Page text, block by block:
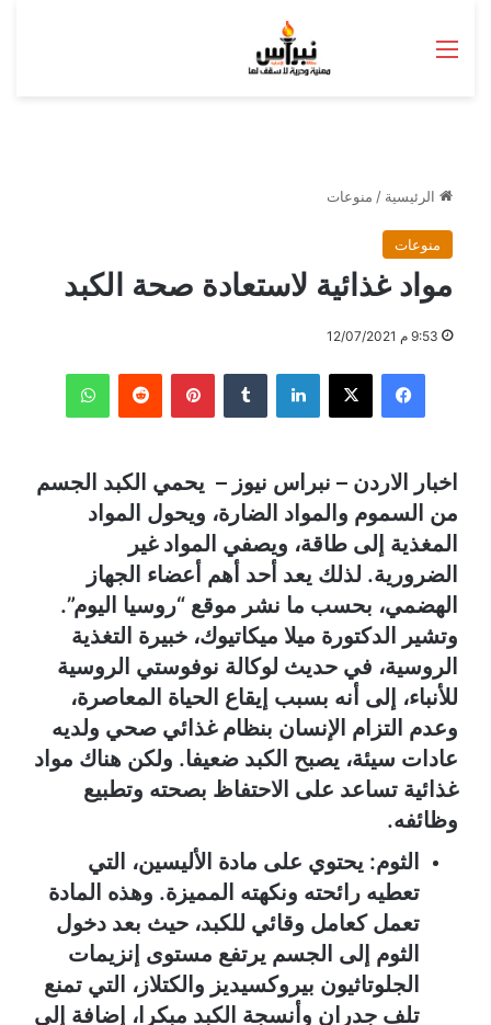
القائمة
الرئيسية / منوعات
منوعات
مواد غذائية لاستعادة صحة الكبد
9:53 م 12/07/2021
فيسبوك ‫X لينكدإن بينتيريست واتساب
اخبار الاردن – نبراس نيوز – يحمي الكبد الجسم
من السموم والمواد الضارة، ويحول المواد
المغذية إلى طاقة، ويصفي المواد غير
الضرورية. لذلك يعد أحد أهم أعضاء الجهاز
الهضمي، بحسب ما نشر موقع “روسيا اليوم”.
وتشير الدكتورة ميلا ميكاتيوك، خبيرة التغذية
الروسية، في حديث لوكالة نوفوستي الروسية
للأنباء، إلى أنه بسبب إيقاع الحياة المعاصرة،
وعدم التزام الإنسان بنظام غذائي صحي ولديه
عادات سيئة، يصبح الكبد ضعيفا. ولكن هناك مواد
غذائية تساعد على الاحتفاظ بصحته وتطبيع
وظائفه.
الثوم: يحتوي على مادة الأليسين، التي
تعطيه رائحته ونكهته المميزة. وهذه المادة
تعمل كعامل وقائي للكبد، حيث بعد دخول
الثوم إلى الجسم يرتفع مستوى إنزيمات
الجلوتاثيون بيروكسيديز والكتلاز، التي تمنع
تلف جدران وأنسجة الكبد مبكرا، إضافة إلى